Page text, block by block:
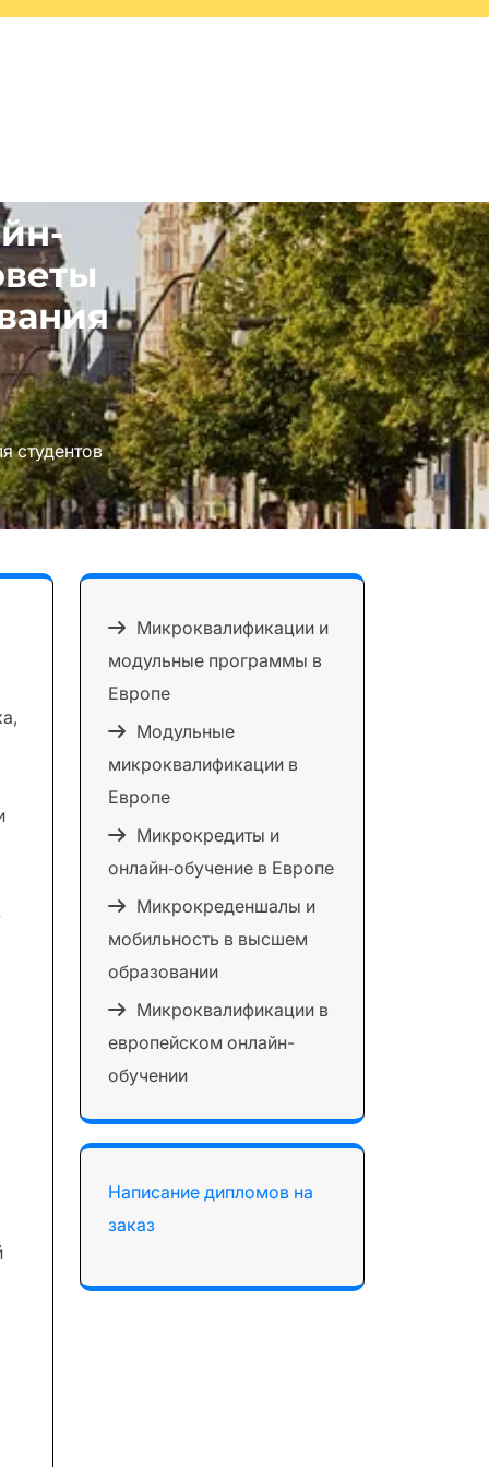
студентов
Микроквалификации и
модульные программы в
Европе
Модульные
микроквалификации в
Европе
Микрокредиты и
онлайн‑обучение в Европе
Микрокреденшалы и
мобильность в высшем
образовании
Микроквалификации в
европейском онлайн-
обучении
Написание дипломов на
заказ